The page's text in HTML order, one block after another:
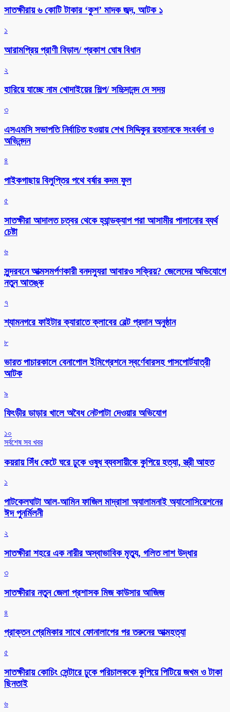
সাতক্ষীরায় ৬ কোটি টাকার ‘কুশ’ মাদক জব্দ, আটক ১
১
আরামপ্রিয় প্রাণী বিড়াল/ প্রকাশ ঘোষ বিধান
২
হারিয়ে যাচ্ছে নাম খোদাইয়ের শিল্প/ সচ্চিদানন্দ দে সদয়
৩
এসএমসি সভাপতি নির্বাচিত হওয়ায় শেখ সিদ্দিকুর রহমানকে সংবর্ধনা ও
অভিনন্দন
৪
পাইকগাছায় বিলুপ্তির পথে বর্ষার কদম ফুল
৫
সাতক্ষীরা আদালত চত্বর থেকে হ্যান্ডক্যাপ পরা আসামীর পালানোর ব্যর্থ
চেষ্টা
৬
সুন্দরবনে আত্মসমর্পণকারী বনদস্যুরা আবারও সক্রিয়? জেলেদের অভিযোগে
নতুন আতঙ্ক
৭
শ্যামনগরে ফাইটার ক্যারাতে ক্লাবের বেল্ট প্রদান অনুষ্ঠান
৮
ভারত পাচারকালে বেনাপোল ইমিগ্রেশনে স্বর্ণেবারসহ পাসপোর্টযাত্রী
আটক
৯
ফিংড়ীর ডাড়ার খালে অবৈধ নেটপাটা দেওয়ার অভিযোগ
১০
সর্বশেষ সব খবর
কয়রায় সিঁধ কেটে ঘরে ঢুকে ওষুধ ব্যবসায়ীকে কুপিয়ে হত্যা, স্ত্রী আহত
১
পাটকেলঘাটা আল-আমিন ফাজিল মাদ্রাসা অ্যালামনাই অ্যাসোসিয়েশনের
ঈদ পুনর্মিলনী
২
সাতক্ষীরা শহরে এক নারীর অস্বাভাবিক মৃত্যু, গলিত লাশ উদ্ধার
৩
সাতক্ষীরার নতুন জেলা প্রশাসক মিজ কাউসার আজিজ
৪
প্রাক্তন প্রেমিকার সাথে ফোনালাপের পর তরুনের আত্মহত্যা
৫
সাতক্ষীরায় কোচিং সেন্টারে ঢুকে পরিচালককে কুপিয়ে পিটিয়ে জখম ও টাকা
ছিনতাই
৬